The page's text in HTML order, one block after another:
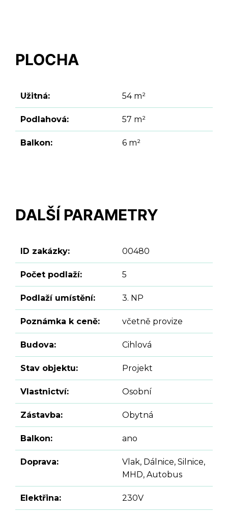
PLOCHA
Užitná: 54 m²
Podlahová: 57 m²
Balkon: 6 m²
DALŠÍ PARAMETRY
ID zakázky: 00480
Počet podlaží: 5
Podlaží umístění: 3. NP
Poznámka k ceně: včetně provize
Budova: Cihlová
Stav objektu: Projekt
Vlastnictví: Osobní
Zástavba: Obytná
Balkon: ano
Doprava:
Vlak, Dálnice, Silnice,
MHD, Autobus
Elektřina: 230V